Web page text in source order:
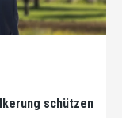
schützen